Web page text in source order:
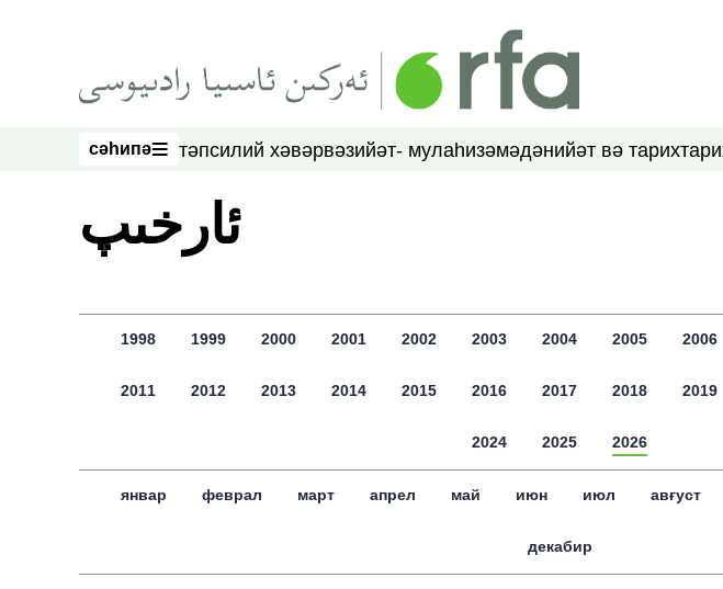
сәһипә тәпсилий хәвәрвәзийәт- мулаһизәмәдәнийәт вә тарих
ﺋﺎﺭﺧﯩﭗ
1998 1999 2000 2001 2002 2003 2004 2005 2006
2011 2012 2013 2014 2015 2016 2017 2018 2019
2024 2025 2026
январ феврал март апрел май июн июл авғуст
декабир